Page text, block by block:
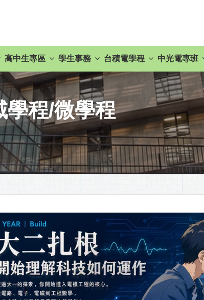
高中生專區 學生事務 台積電學程 中光電專班
學程/微學程